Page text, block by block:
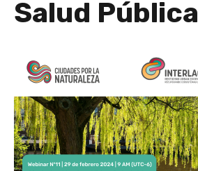
Salud Pública